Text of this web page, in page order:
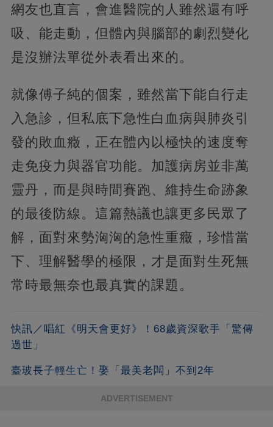
網友也直言，會進醫院的人雖然還有呼
吸、能走動，但體內與腦部的劇烈變化
是沒辦法單從外表看出來的。
就像傅子純的個案，雖然當下能自行走
入急診，但私底下急性白血病與肺炎引
發的敗血癥，正在體內以極快的速度奪
走免疫力與器官功能。加護病房並非萬
靈丹，而是與時間賽跑、維持生命跡象
的最後防線。這篇熱議也讓更多民眾了
解，面對來勢洶洶的急性重癥，珍惜當
下、理解醫學的極限，才是面對生死無
常時最無奈也最真實的課題。
快訊／唱紅《明天會更好》！68歲資深歌手「驚傳
過世」
臺玻長子輕生亡！娶「最美老闆」不到2年
ADVERTISEMENT